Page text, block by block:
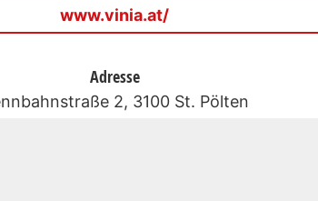
www.vinia.at/
Adresse
2, 3100 St. Pölten